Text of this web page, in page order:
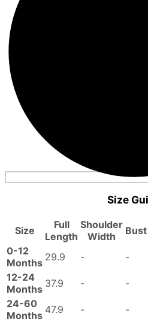
Size
Size
Full
Length
Shoulder
Width
Bust
0-12
Months 29.9 - -
12-24
Months 37.9 - -
24-60
Months 47.9 - -